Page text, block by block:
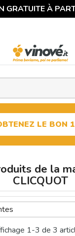
GRATUITE À
LE BON
de la
CLICQUOT
1-3 de 3